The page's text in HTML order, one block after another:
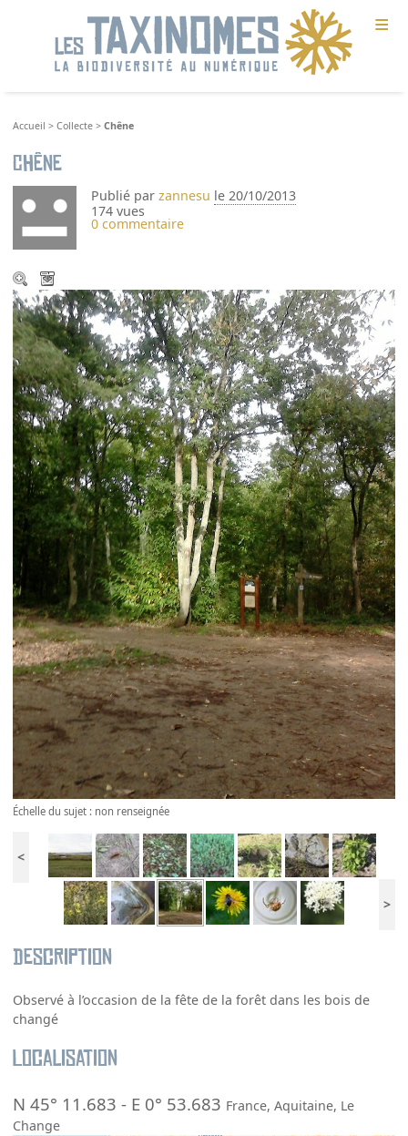
≡
Accueil >Collecte >Chêne
Chêne
Publié parzannesu le 20/10/2013
174 vues
0 commentaire
Échelle du sujet : non renseignée
<
>
Description
Observé à l’occasion de la fête de la forêt dans les bois de
changé
Localisation
N 45° 11.683 - E 0° 53.683 France,Aquitaine, Le
Change